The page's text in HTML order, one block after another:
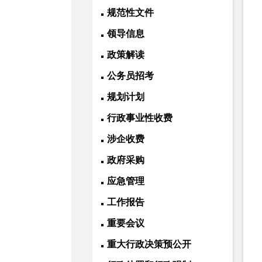
规范性文件
领导信息
政策解读
公务员招考
规划计划
行政事业性收费
涉企收费
政府采购
应急管理
工作报告
重要会议
重大行政决策预公开